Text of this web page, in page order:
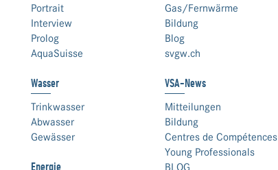
Portrait
Interview
Prolog
AquaSuisse
Wasser
Trinkwasser
Abwasser
Gewässer
Energie
Gas/Fernwärme
Bildung
Blog
svgw.ch
VSA-News
Mitteilungen
Bildung
Centres de Compétences
Young Professionals
BLOG